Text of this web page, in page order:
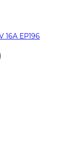
EP196